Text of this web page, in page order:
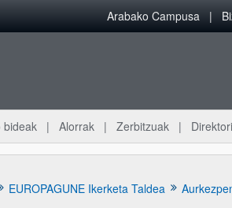
Arabako Campusa
bideak Alorrak Zerbitzuak
EUROPAGUNE Ikerketa Taldea